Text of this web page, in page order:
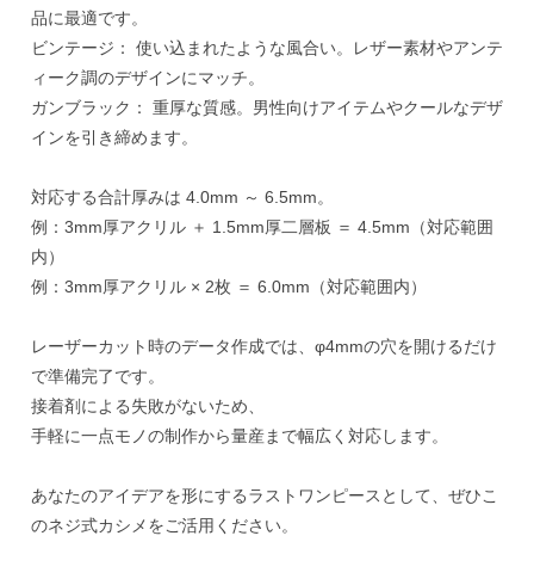
品に最適です。
ビンテージ： 使い込まれたような風合い。レザー素材やアンテ
ィーク調のデザインにマッチ。
ガンブラック： 重厚な質感。男性向けアイテムやクールなデザ
インを引き締めます。
対応する合計厚みは 4.0mm ～ 6.5mm。
例：3mm厚アクリル ＋ 1.5mm厚二層板 ＝ 4.5mm（対応範囲
内）
例：3mm厚アクリル × 2枚 ＝ 6.0mm（対応範囲内）
レーザーカット時のデータ作成では、φ4mmの穴を開けるだけ
で準備完了です。
接着剤による失敗がないため、
手軽に一点モノの制作から量産まで幅広く対応します。
あなたのアイデアを形にするラストワンピースとして、ぜひこ
のネジ式カシメをご活用ください。